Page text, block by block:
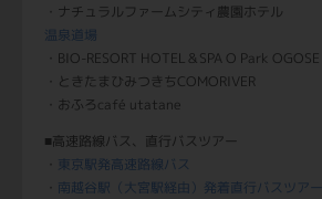
・ナチュラルファームシティ農園ホテル
温泉道場
・BIO-RESORT HOTEL＆SPA O Park OGOSE
・ときたまひみつきちCOMORIVER
・おふろcafé utatane
■高速路線バス、直行バスツアー
東京駅発高速路線バス
南越谷駅（大宮駅経由）発着直行バスツアー